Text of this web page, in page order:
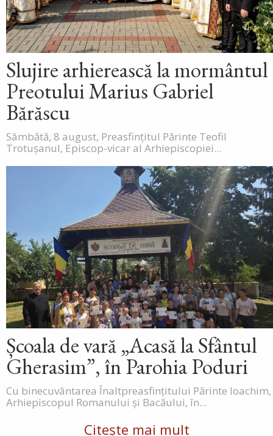
Slujire arhierească la mormântul
Preotului Marius Gabriel
Bărăscu
Sâmbătă, 8 august, Preasfințitul Părinte Teofil
Trotușanul, Episcop-vicar al Arhiepiscopiei...
Școala de vară „Acasă la Sfântul
Gherasim”, în Parohia Poduri
Cu binecuvântarea Înaltpreasfințitului Părinte Ioachim,
Arhiepiscopul Romanului și Bacăului, în...
Citește mai mult